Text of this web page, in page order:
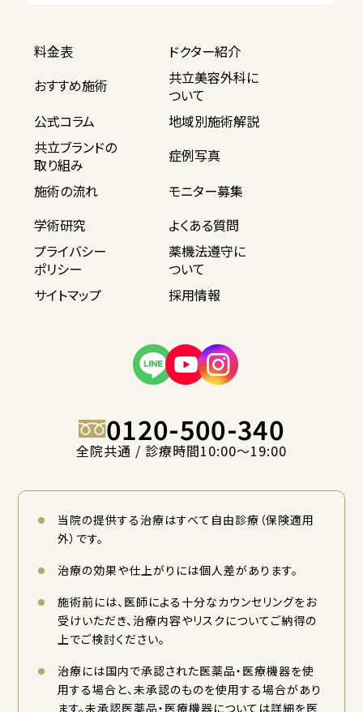
料金表
ドクター紹介
おすすめ施術
共立美容外科に
ついて
公式コラム
地域別施術解説
共立ブランドの
取り組み
症例写真
施術の流れ
モニター募集
学術研究
よくある質問
プライバシー
ポリシー
薬機法遵守に
ついて
サイトマップ
採用情報
0120-500-340
全院共通 / 診療時間10:00〜19:00
当院の提供する治療はすべて自由診療（保険適用
外）です。
治療の効果や仕上がりには個人差があります。
施術前には、医師による十分なカウンセリングをお
受けいただき、治療内容やリスクについてご納得の
上でご検討ください。
治療には国内で承認された医薬品・医療機器を使
用する場合と、未承認のものを使用する場合があり
ます。未承認医薬品・医療機器については詳細を医